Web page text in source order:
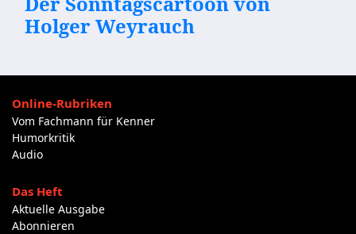
Holger Weyrauch
Online-Rubriken
Vom Fachmann für Kenner
Humorkritik
Audio
Das Heft
Aktuelle Ausgabe
Abonnieren